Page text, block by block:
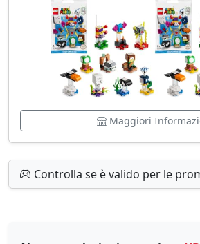
Maggiori
Controlla se è valido per le